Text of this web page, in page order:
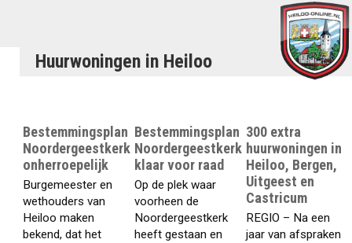
Huurwoningen in Heiloo
Bestemmingsplan
Noordergeestkerk
onherroepelijk
Burgemeester en
wethouders van
Heiloo maken
bekend, dat het
Bestemmingsplan
Noordergeestkerk
klaar voor raad
Op de plek waar
voorheen de
Noordergeestkerk
heeft gestaan en
300 extra
huurwoningen in
Heiloo, Bergen,
Uitgeest en
Castricum
REGIO – Na een
jaar van afspraken